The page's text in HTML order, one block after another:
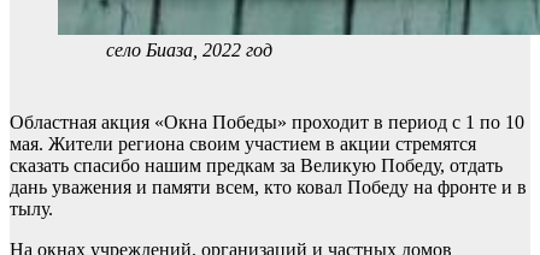
село Биаза, 2022 год
Областная акция «Окна Победы» проходит в период с 1 по 10
мая. Жители региона своим участием в акции стремятся
сказать спасибо нашим предкам за Великую Победу, отдать
дань уважения и памяти всем, кто ковал Победу на фронте и в
тылу.
На окнах учреждений, организаций и частных домов